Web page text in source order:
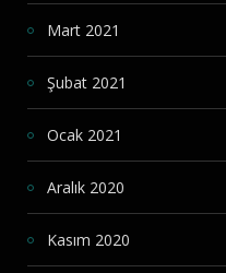
Mart 2021
Şubat 2021
Ocak 2021
Aralık 2020
Kasım 2020